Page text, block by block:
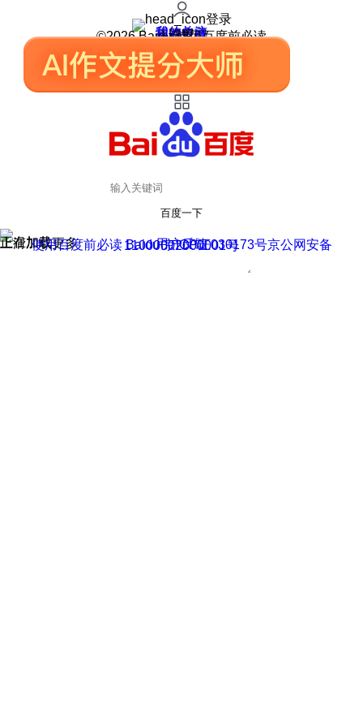
登录
我的关注
我的收藏
皮肤中心
用户反馈
设置
©2026 Baidu 使用百度前必读
百度一下
正在加载
上滑加载更多 用户反馈
使用百度前必读 Baidu 京ICP证030173号
京公网安备11000002000001号